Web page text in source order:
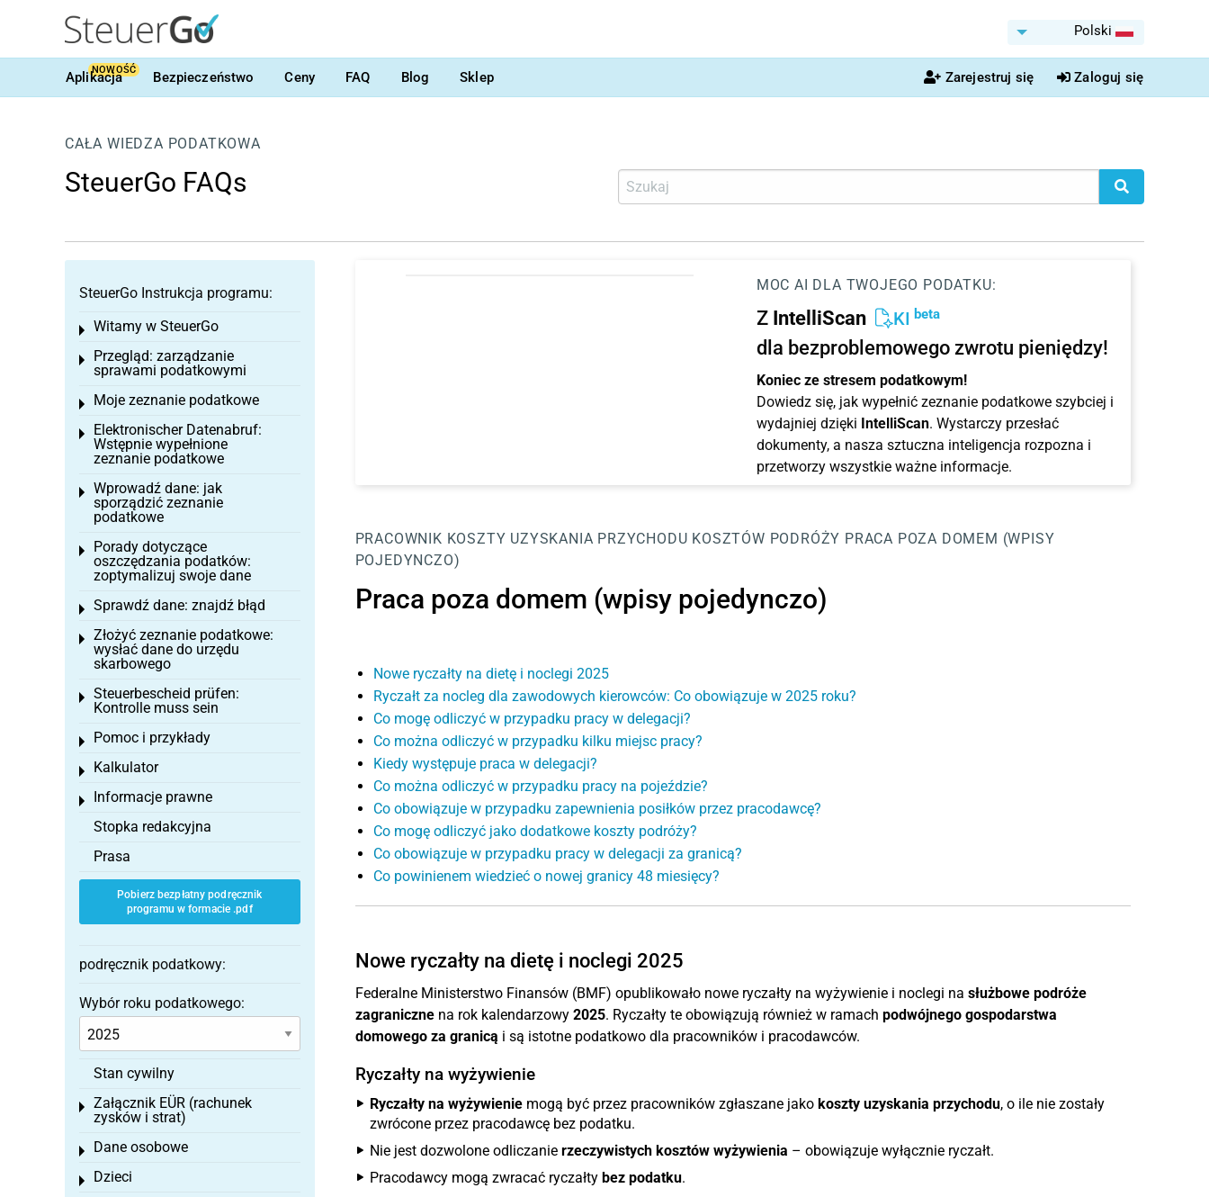
Polski
Aplikacja
NOWOŚĆ Bezpieczeństwo Ceny FAQ Blog Sklep Zarejestruj się Zaloguj się
CAŁA WIEDZA PODATKOWA
SteuerGo FAQs
MOC AI DLA TWOJEGO PODATKU:
Z IntelliScan KI beta
dla bezproblemowego zwrotu pieniędzy!
Koniec ze stresem podatkowym!
Dowiedz się, jak wypełnić zeznanie podatkowe szybciej i
wydajniej dzięki IntelliScan. Wystarczy przesłać
dokumenty, a nasza sztuczna inteligencja rozpozna i
przetworzy wszystkie ważne informacje.
PRACOWNIK KOSZTY UZYSKANIA PRZYCHODU KOSZTÓW PODRÓŻY PRACA POZA DOMEM (WPISY
POJEDYNCZO)
Praca poza domem (wpisy pojedynczo)
Nowe ryczałty na dietę i noclegi 2025
Ryczałt za nocleg dla zawodowych kierowców: Co obowiązuje w 2025 roku?
Co mogę odliczyć w przypadku pracy w delegacji?
Co można odliczyć w przypadku kilku miejsc pracy?
Kiedy występuje praca w delegacji?
Co można odliczyć w przypadku pracy na pojeździe?
Co obowiązuje w przypadku zapewnienia posiłków przez pracodawcę?
Co mogę odliczyć jako dodatkowe koszty podróży?
Co obowiązuje w przypadku pracy w delegacji za granicą?
Co powinienem wiedzieć o nowej granicy 48 miesięcy?
Nowe ryczałty na dietę i noclegi 2025
Federalne Ministerstwo Finansów (BMF) opublikowało nowe ryczałty na wyżywienie i noclegi na służbowe podróże
zagranicznena rok kalendarzowy 2025. Ryczałty te obowiązują również w ramach podwójnego gospodarstwa
domowego za granicą i są istotne podatkowo dla pracowników i pracodawców.
Ryczałty na wyżywienie
Ryczałty na wyżywieniemogą być przez pracowników zgłaszane jako koszty uzyskania przychodu, o ile nie zostały
zwrócone przez pracodawcę bez podatku.
Nie jest dozwolone odliczanie rzeczywistych kosztów wyżywienia – obowiązuje wyłącznie ryczałt.
Pracodawcy mogą zwracać ryczałty bez podatku.
SteuerGo Instrukcja programu:
Witamy w SteuerGo
Toggle menu
Przegląd: zarządzanie
sprawami podatkowymi
Toggle menu
Moje zeznanie podatkowe
Toggle menu
Elektronischer Datenabruf:
Wstępnie wypełnione
zeznanie podatkowe
Toggle menu
Wprowadź dane: jak
sporządzić zeznanie
podatkowe
Toggle menu
Porady dotyczące
oszczędzania podatków:
zoptymalizuj swoje dane
Toggle menu
Sprawdź dane: znajdź błąd
Toggle menu
Złożyć zeznanie podatkowe:
wysłać dane do urzędu
skarbowego
Toggle menu
Steuerbescheid prüfen:
Kontrolle muss sein
Toggle menu
Pomoc i przykłady
Toggle menu
Kalkulator
Toggle menu
Informacje prawne
Toggle menu
Stopka redakcyjna
Prasa
Pobierz bezpłatny podręcznik
programu w formacie .pdf
podręcznik podatkowy:
Wybór roku podatkowego:
Stan cywilny
Załącznik EÜR (rachunek
zysków i strat)
Toggle menu
Dane osobowe
Toggle menu
Dzieci
Toggle menu